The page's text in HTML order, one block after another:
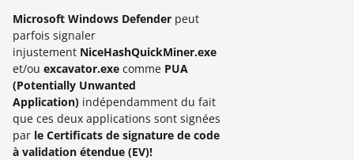
Microsoft Windows Defender peut
parfois signaler
injustement NiceHashQuickMiner.exe
et/ou excavator.exe comme PUA
(Potentially Unwanted
Application) indépendamment du fait
que ces deux applications sont signées
par le Certificats de signature de code
à validation étendue (EV)!